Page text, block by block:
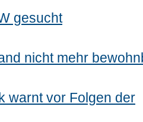
gesucht
nicht mehr
warnt vor Folgen der